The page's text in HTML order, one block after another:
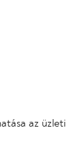
az üzleti